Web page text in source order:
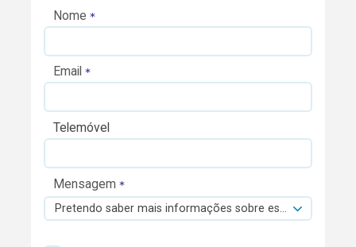
Nome
Email
Telemóvel
Mensagem
Pretendo saber mais informações sobre esta viatura.